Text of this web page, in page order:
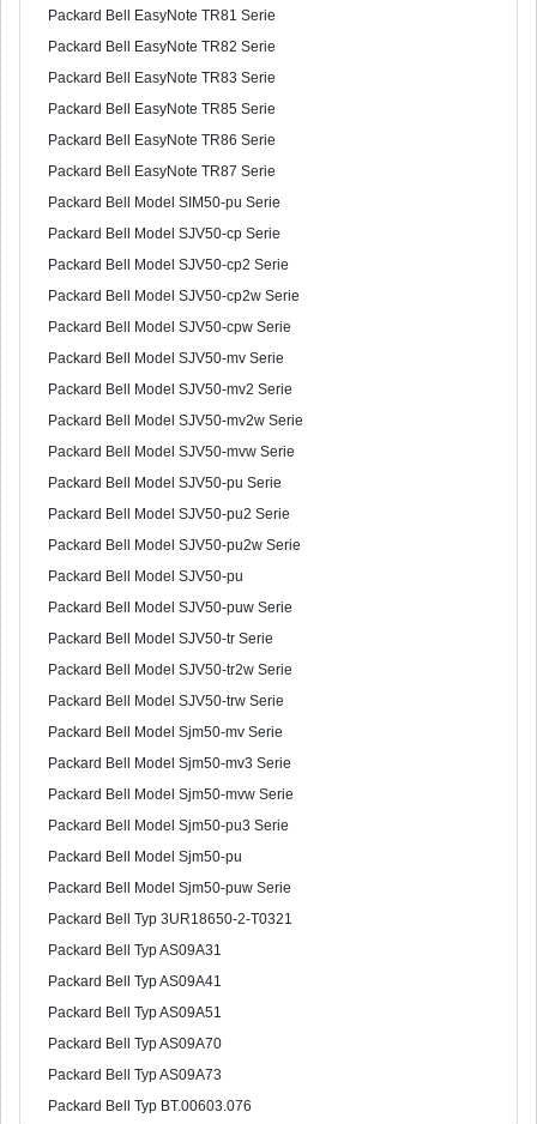
Packard Bell EasyNote TR81 Serie
Packard Bell EasyNote TR82 Serie
Packard Bell EasyNote TR83 Serie
Packard Bell EasyNote TR85 Serie
Packard Bell EasyNote TR86 Serie
Packard Bell EasyNote TR87 Serie
Packard Bell Model SIM50-pu Serie
Packard Bell Model SJV50-cp Serie
Packard Bell Model SJV50-cp2 Serie
Packard Bell Model SJV50-cp2w Serie
Packard Bell Model SJV50-cpw Serie
Packard Bell Model SJV50-mv Serie
Packard Bell Model SJV50-mv2 Serie
Packard Bell Model SJV50-mv2w Serie
Packard Bell Model SJV50-mvw Serie
Packard Bell Model SJV50-pu Serie
Packard Bell Model SJV50-pu2 Serie
Packard Bell Model SJV50-pu2w Serie
Packard Bell Model SJV50-pu
Packard Bell Model SJV50-puw Serie
Packard Bell Model SJV50-tr Serie
Packard Bell Model SJV50-tr2w Serie
Packard Bell Model SJV50-trw Serie
Packard Bell Model Sjm50-mv Serie
Packard Bell Model Sjm50-mv3 Serie
Packard Bell Model Sjm50-mvw Serie
Packard Bell Model Sjm50-pu3 Serie
Packard Bell Model Sjm50-pu
Packard Bell Model Sjm50-puw Serie
Packard Bell Typ 3UR18650-2-T0321
Packard Bell Typ AS09A31
Packard Bell Typ AS09A41
Packard Bell Typ AS09A51
Packard Bell Typ AS09A70
Packard Bell Typ AS09A73
Packard Bell Typ BT.00603.076